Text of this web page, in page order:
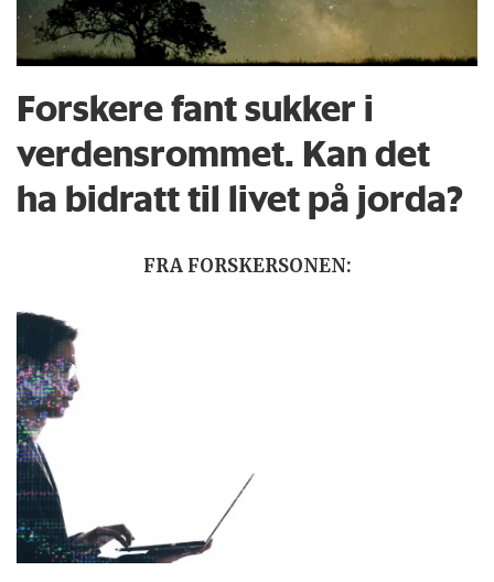
Forskere fant sukker i
verdensrommet. Kan det
ha bidratt til livet på jorda?
FRA FORSKERSONEN: